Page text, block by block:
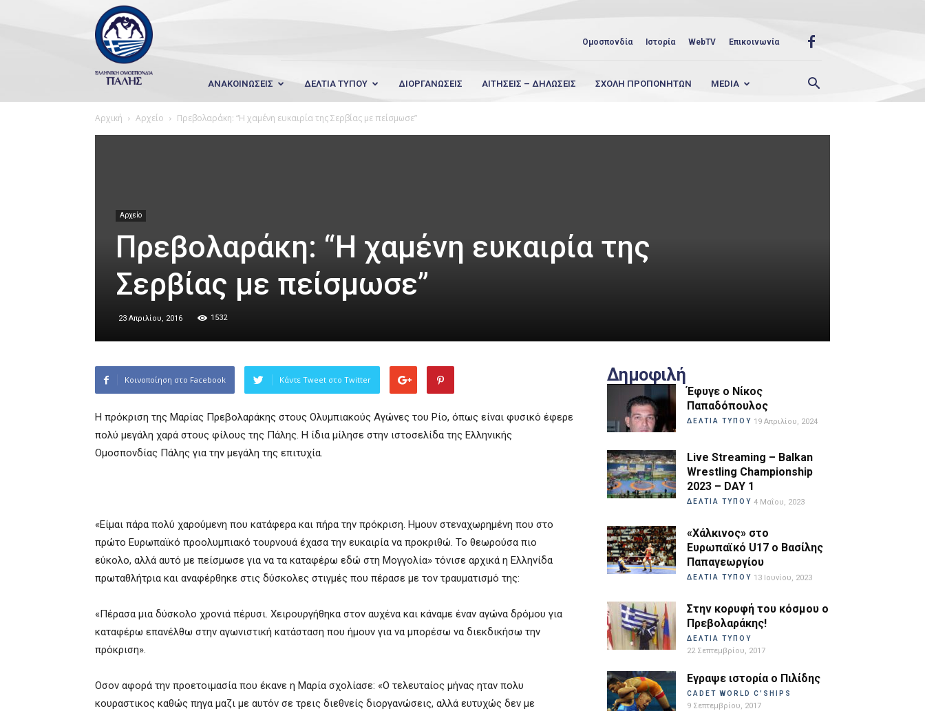
Wrestling
Hellas
Ομοσπονδία Ιστορία WebTV Επικοινωνία
ΑΝΑΚΟΙΝΩΣΕΙΣ ΔΕΛΤΙΑ ΤΥΠΟΥ ΔΙΟΡΓΑΝΩΣΕΙΣ ΑΙΤΗΣΕΙΣ – ΔΗΛΩΣΕΙΣ ΣΧΟΛΗ ΠΡΟΠΟΝΗΤΩΝ MEDIA
Αρχική Αρχείο Πρεβολαράκη: “Η χαμένη ευκαιρία της Σερβίας με πείσμωσε”
Αρχείο
Πρεβολαράκη: “Η χαμένη ευκαιρία της
Σερβίας με πείσμωσε”
23 Απριλίου, 2016 1532
Κοινοποίηση στο Facebook Κάντε Tweet στο Twitter
Η πρόκριση της Μαρίας Πρεβολαράκης στους Ολυμπιακούς Αγώνες του Ρίο, όπως είναι φυσικό έφερε
πολύ μεγάλη χαρά στους φίλους της Πάλης. Η ίδια μίλησε στην ιστοσελίδα της Ελληνικής
Ομοσπονδίας Πάλης για την μεγάλη της επιτυχία.
«Είμαι πάρα πολύ χαρούμενη που κατάφερα και πήρα την πρόκριση. Ημουν στεναχωρημένη που στο
πρώτο Ευρωπαϊκό προολυμπιακό τουρνουά έχασα την ευκαιρία να προκριθώ. Το θεωρούσα πιο
εύκολο, αλλά αυτό με πείσμωσε για να τα καταφέρω εδώ στη Μογγολία» τόνισε αρχικά η Ελληνίδα
πρωταθλήτρια και αναφέρθηκε στις δύσκολες στιγμές που πέρασε με τον τραυματισμό της:
«Πέρασα μια δύσκολο χρονιά πέρυσι. Χειρουργήθηκα στον αυχένα και κάναμε έναν αγώνα δρόμου για
καταφέρω επανέλθω στην αγωνιστική κατάσταση που ήμουν για να μπορέσω να διεκδικήσω την
πρόκριση».
Οσον αφορά την προετοιμασία που έκανε η Μαρία σχολίασε: «Ο τελευταίος μήνας ηταν πολυ
κουραστικος καθώς πηγα μαζι με αυτόν σε τρεις διεθνείς διοργανώσεις, αλλά ευτυχώς δεν με
Δημοφιλή
Έφυγε ο Νίκος
Παπαδόπουλος
ΔΕΛΤΙΑ ΤΥΠΟΥ 19 Απριλίου, 2024
Live Streaming – Balkan
Wrestling Championship
2023 – DAY 1
ΔΕΛΤΙΑ ΤΥΠΟΥ 4 Μαΐου, 2023
«Χάλκινος» στο
Ευρωπαϊκό U17 ο Βασίλης
Παπαγεωργίου
ΔΕΛΤΙΑ ΤΥΠΟΥ 13 Ιουνίου, 2023
Στην κορυφή του κόσμου ο
Πρεβολαράκης!
ΔΕΛΤΙΑ ΤΥΠΟΥ
22 Σεπτεμβρίου, 2017
Εγραψε ιστορία ο Πιλίδης
CADET WORLD C'SHIPS
9 Σεπτεμβρίου, 2017